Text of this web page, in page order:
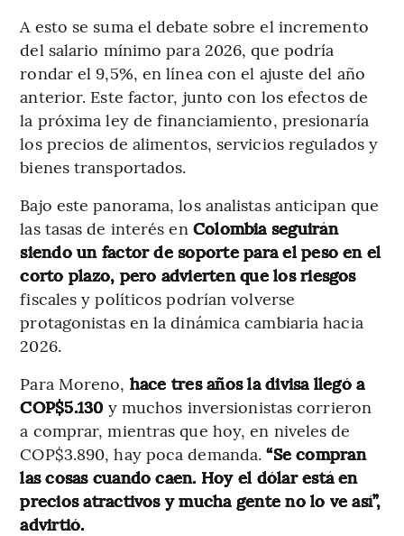
A esto se suma el debate sobre el incremento
del salario mínimo para 2026, que podría
rondar el 9,5%, en línea con el ajuste del año
anterior. Este factor, junto con los efectos de
la próxima ley de financiamiento, presionaría
los precios de alimentos, servicios regulados y
bienes transportados.
Bajo este panorama, los analistas anticipan que
las tasas de interés en Colombia seguirán
siendo un factor de soporte para el peso en el
corto plazo, pero advierten que los riesgos
fiscales y políticos podrían volverse
protagonistas en la dinámica cambiaria hacia
2026.
Para Moreno, hace tres años la divisa llegó a
COP$5.130 y muchos inversionistas corrieron
a comprar, mientras que hoy, en niveles de
COP$3.890, hay poca demanda.“Se compran
las cosas cuando caen. Hoy el dólar está en
precios atractivos y mucha gente no lo ve así”,
advirtió.